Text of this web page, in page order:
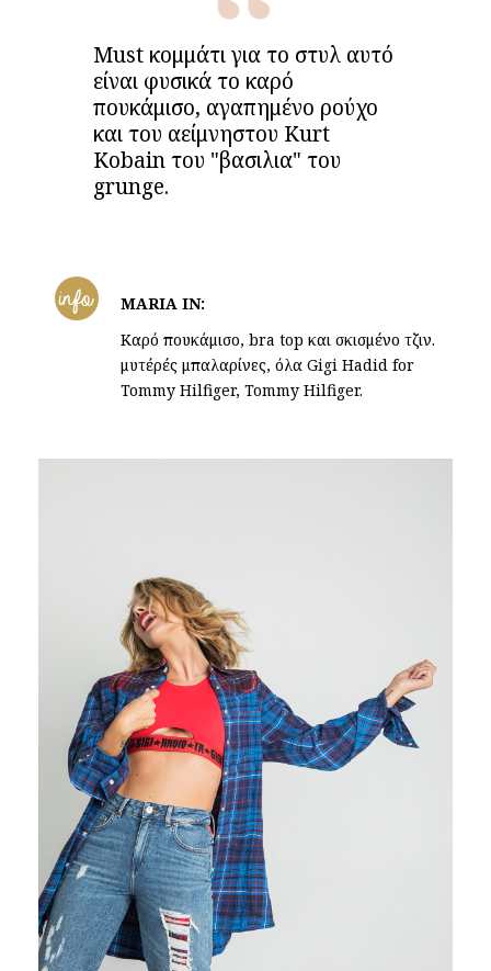
Must κομμάτι για το στυλ αυτό
είναι φυσικά το καρό
πουκάμισο, αγαπημένο ρούχο
και του αείμνηστου Kurt
Kobain του "βασιλια" του
grunge.
info
MARIA IN:
Καρό πουκάμισο, bra top και σκισμένο τζιν.
μυτέρές μπαλαρίνες, όλα Gigi Hadid for
Tommy Hilfiger, Tommy Hilfiger.